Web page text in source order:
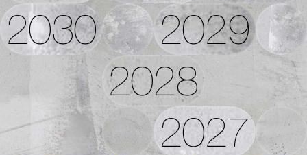
2030
2029
2028
2027